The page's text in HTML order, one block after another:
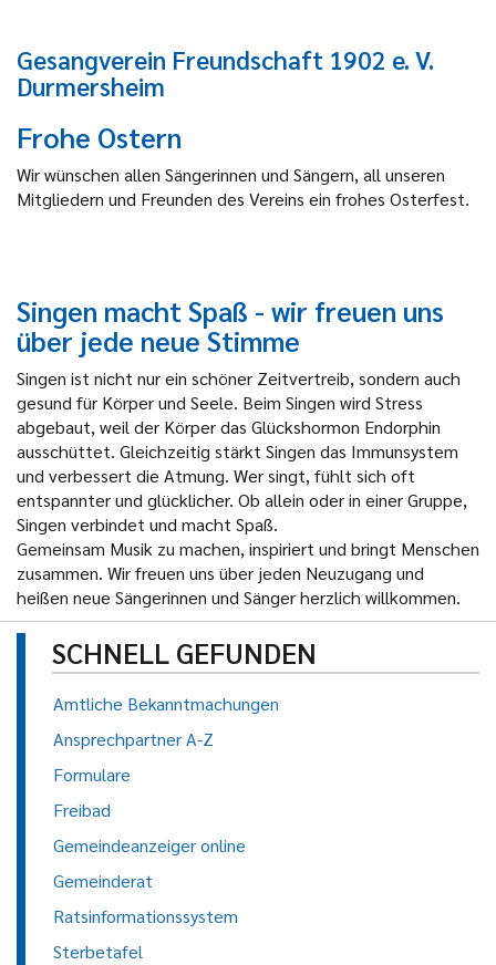
Gesangverein Freundschaft 1902 e. V.
Durmersheim
Frohe Ostern
Wir wünschen allen Sängerinnen und Sängern, all unseren
Mitgliedern und Freunden des Vereins ein frohes Osterfest.
Singen macht Spaß - wir freuen uns
über jede neue Stimme
Singen ist nicht nur ein schöner Zeitvertreib, sondern auch
gesund für Körper und Seele. Beim Singen wird Stress
abgebaut, weil der Körper das Glückshormon Endorphin
ausschüttet. Gleichzeitig stärkt Singen das Immunsystem
und verbessert die Atmung. Wer singt, fühlt sich oft
entspannter und glücklicher. Ob allein oder in einer Gruppe,
Singen verbindet und macht Spaß.
Gemeinsam Musik zu machen, inspiriert und bringt Menschen
zusammen. Wir freuen uns über jeden Neuzugang und
heißen neue Sängerinnen und Sänger herzlich willkommen.
SCHNELL GEFUNDEN
Amtliche Bekanntmachungen
Ansprechpartner A-Z
Formulare
Freibad
Gemeindeanzeiger online
Gemeinderat
Ratsinformationssystem
Sterbetafel